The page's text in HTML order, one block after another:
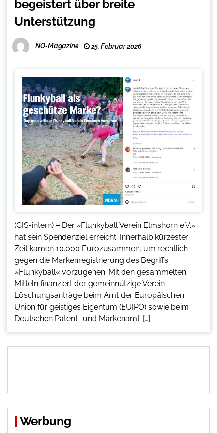
begeistert über breite
Unterstützung
NO-Magazine 25. Februar 2026
(CIS-intern) – Der »Flunkyball Verein Elmshorn e.V.«
hat sein Spendenziel erreicht: Innerhalb kürzester
Zeit kamen 10.000 Eurozusammen, um rechtlich
gegen die Markenregistrierung des Begriffs
»Flunkyball« vorzugehen. Mit den gesammelten
Mitteln finanziert der gemeinnützige Verein
Löschungsanträge beim Amt der Europäischen
Union für geistiges Eigentum (EUIPO) sowie beim
Deutschen Patent- und Markenamt. […]
Werbung